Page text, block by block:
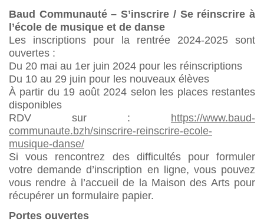
Baud Communauté – S’inscrire / Se réinscrire à
l’école de musique et de danse
Les inscriptions pour la rentrée 2024-2025 sont
ouvertes :
Du 20 mai au 1er juin 2024 pour les réinscriptions
Du 10 au 29 juin pour les nouveaux élèves
À partir du 19 août 2024 selon les places restantes
disponibles
RDV sur : https://www.baud-
communaute.bzh/sinscrire-reinscrire-ecole-
musique-danse/
Si vous rencontrez des difficultés pour formuler
votre demande d’inscription en ligne, vous pouvez
vous rendre à l’accueil de la Maison des Arts pour
récupérer un formulaire papier.
Portes ouvertes